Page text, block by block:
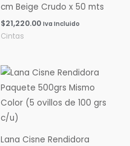
cm Beige Crudo x 50 mts
$21,220.00 Iva Incluido
Cintas
Lana Cisne Rendidora
Rango
de
precios:
desde
$0.00